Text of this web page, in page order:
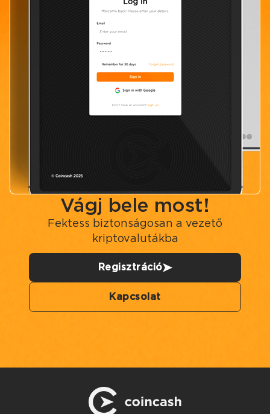
Vágj bele most!
Fektess biztonságosan a vezető
kriptovalutákba
Regisztráció
Kapcsolat